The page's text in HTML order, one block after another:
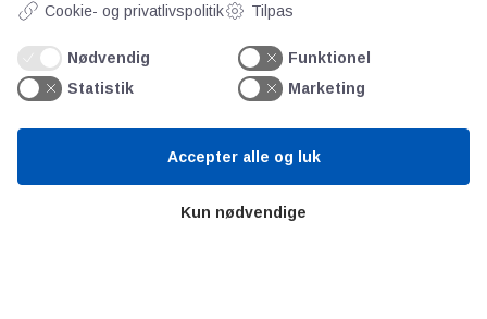
Teknologisk Institut
Bitva
Cookie- og privatlivspolitik Tilpas
Nødvendig
Funktionel
Statistik
Marketing
Kun nødvendige
Accepter alle og luk